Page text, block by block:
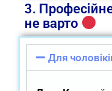
3.
не варто
Для